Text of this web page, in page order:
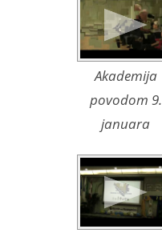
Akademija
povodom 9.
januara